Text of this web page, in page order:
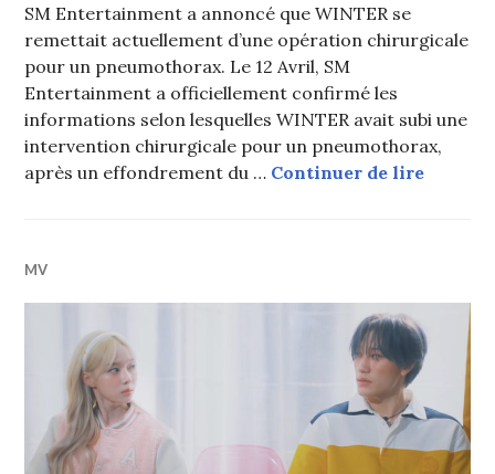
SM Entertainment a annoncé que WINTER se
remettait actuellement d’une opération chirurgicale
pour un pneumothorax. Le 12 Avril, SM
Entertainment a officiellement confirmé les
informations selon lesquelles WINTER avait subi une
intervention chirurgicale pour un pneumothorax,
après un effondrement du … Continuer de lire
MV